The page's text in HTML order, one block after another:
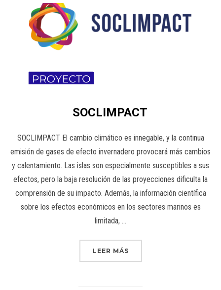
SOCLIMPACT
SOCLIMPACT El cambio climático es innegable, y la continua
emisión de gases de efecto invernadero provocará más cambios
y calentamiento. Las islas son especialmente susceptibles a sus
efectos, pero la baja resolución de las proyecciones dificulta la
comprensión de su impacto. Además, la información científica
sobre los efectos económicos en los sectores marinos es
limitada, …
LEER MÁS